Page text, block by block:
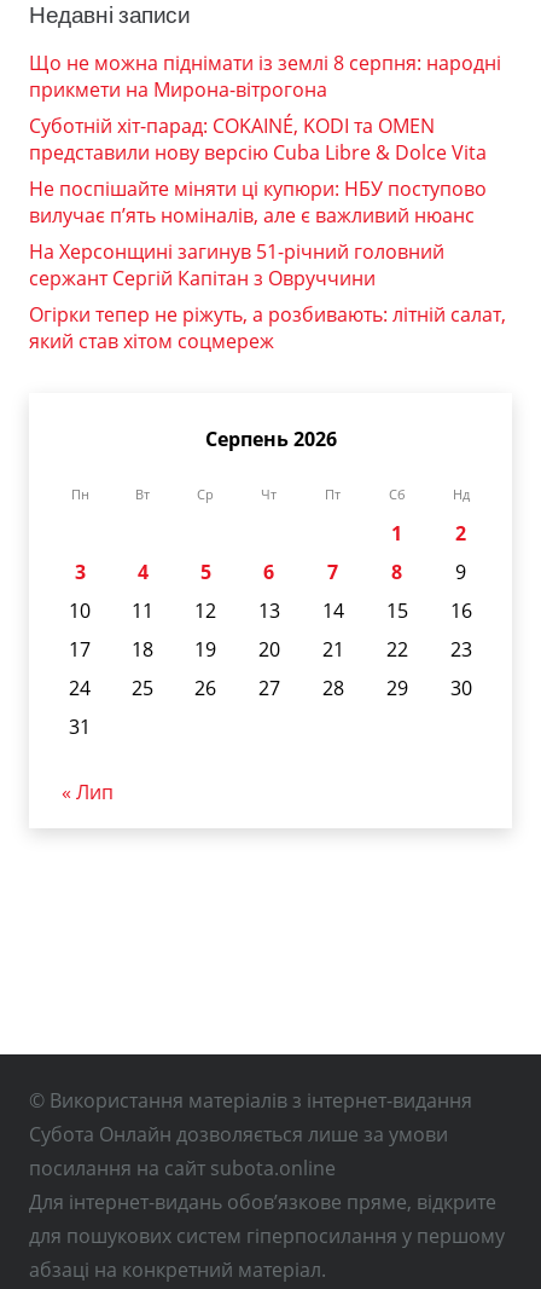
Недавні записи
Що не можна піднімати із землі 8 серпня: народні
прикмети на Мирона-вітрогона
Суботній хіт-парад: COKAINÉ, KODI та OMEN
представили нову версію Cuba Libre & Dolce Vita
Не поспішайте міняти ці купюри: НБУ поступово
вилучає п’ять номіналів, але є важливий нюанс
На Херсонщині загинув 51-річний головний
сержант Сергій Капітан з Овруччини
Огірки тепер не ріжуть, а розбивають: літній салат,
який став хітом соцмереж
Серпень 2026
Пн Вт Ср Чт Пт Сб Нд
1
2
3
4 5 6 7 8
9
10
11 12 13 14 15
16
17
18 19 20 21 22
23
24
25 26 27 28 29
30
31
« Лип
© Використання матеріалів з інтернет-видання
Субота Онлайн дозволяється лише за умови
посилання на сайт subota.online
Для інтернет-видань обов’язкове пряме, відкрите
для пошукових систем гіперпосилання у першому
абзаці на конкретний матеріал.